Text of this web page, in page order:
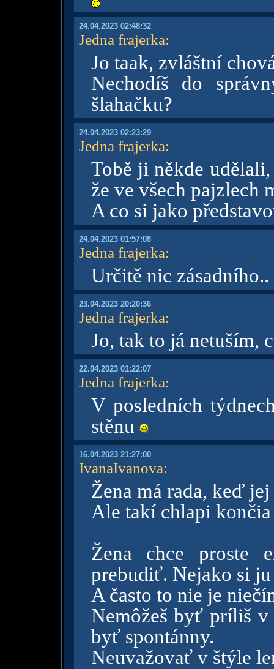
24.04.2023 02:48:32
Jedna frajerka:
Jo taak, zvláštní
Nechodíš do
šlahačku?
24.04.2023 02:23:29
Jedna frajerka:
Tobě ji někde
že ve všech pajzlech
A co si jako
24.04.2023 01:57:08
Jedna frajerka:
Určitě nic
23.04.2023 20:20:36
Jedna frajerka:
Jo, tak to já netuším,
22.04.2023 01:22:07
Jedna frajerka:
V posledních
stěnu
16.04.2023 21:27:00
IvanaIvanova:
Žena má rada, keď
Ale takí chlapi
Žena chce proste
prebudiť. Nejako si
A často to nie je
Nemôžeš byť príliš
byť spontánny.
Neuvažovať v štýle